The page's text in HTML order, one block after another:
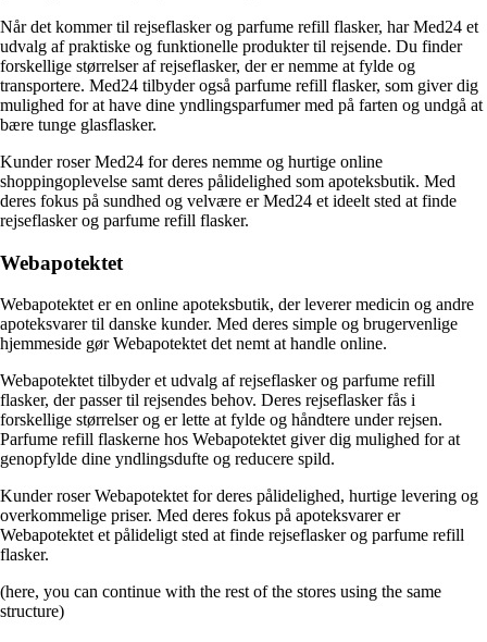
Når det kommer til rejseflasker og parfume refill flasker, har Med24 et
udvalg af praktiske og funktionelle produkter til rejsende. Du finder
forskellige størrelser af rejseflasker, der er nemme at fylde og
transportere. Med24 tilbyder også parfume refill flasker, som giver dig
mulighed for at have dine yndlingsparfumer med på farten og undgå at
bære tunge glasflasker.
Kunder roser Med24 for deres nemme og hurtige online
shoppingoplevelse samt deres pålidelighed som apoteksbutik. Med
deres fokus på sundhed og velvære er Med24 et ideelt sted at finde
rejseflasker og parfume refill flasker.
Webapotektet
Webapotektet er en online apoteksbutik, der leverer medicin og andre
apoteksvarer til danske kunder. Med deres simple og brugervenlige
hjemmeside gør Webapotektet det nemt at handle online.
Webapotektet tilbyder et udvalg af rejseflasker og parfume refill
flasker, der passer til rejsendes behov. Deres rejseflasker fås i
forskellige størrelser og er lette at fylde og håndtere under rejsen.
Parfume refill flaskerne hos Webapotektet giver dig mulighed for at
genopfylde dine yndlingsdufte og reducere spild.
Kunder roser Webapotektet for deres pålidelighed, hurtige levering og
overkommelige priser. Med deres fokus på apoteksvarer er
Webapotektet et pålideligt sted at finde rejseflasker og parfume refill
flasker.
(here, you can continue with the rest of the stores using the same
structure)